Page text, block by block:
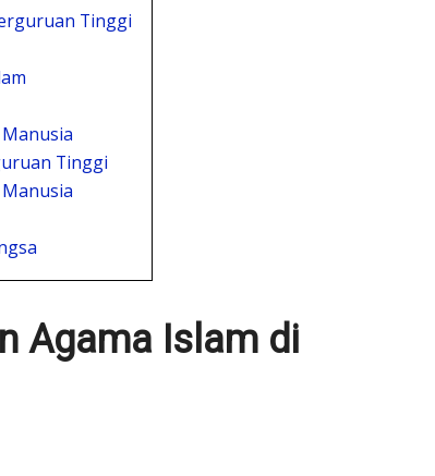
Tinggi
Tinggi
Agama Islam di